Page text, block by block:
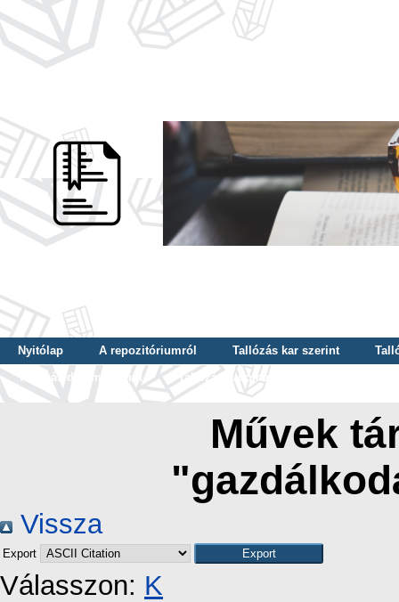
Nyitólap A repozitóriumról Tallózás kar szerint
Tallózás dátum szerint
Tallózás tudományterület szerint
Művek
Vissza
Export
Válasszon: K